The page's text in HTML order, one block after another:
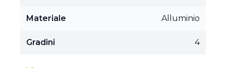
Materiale Alluminio
Gradini 4